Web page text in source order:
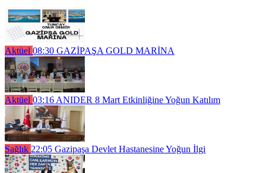
Aktüel 08:30 GAZİPAŞA GOLD MARİNA
Aktüel 03:16 ANIDER 8 Mart Etkinliğine Yoğun Katılım
Sağlık 22:05 Gazipaşa Devlet Hastanesine Yoğun İlgi